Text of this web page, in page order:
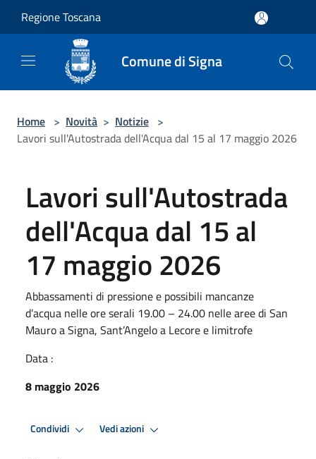
Regione Toscana
Comune di Signa
Home > Novità > Notizie >
Lavori sull'Autostrada dell'Acqua dal 15 al 17 maggio 2026
Lavori sull'Autostrada
dell'Acqua dal 15 al
17 maggio 2026
Abbassamenti di pressione e possibili mancanze
d’acqua nelle ore serali 19.00 – 24.00 nelle aree di San
Mauro a Signa, Sant’Angelo a Lecore e limitrofe
Data :
8 maggio 2026
Condividi Vedi azioni